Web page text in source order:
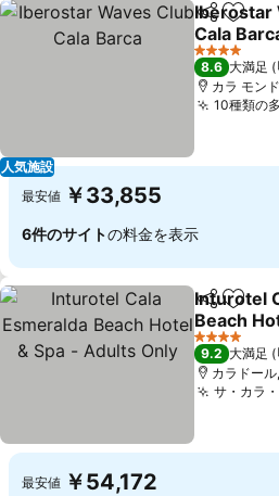
人気施設
シェアお気
Iberostar
Cala
4 ホテルのラ
8.6 大満足
カラ モン
10種類の
最安値 ￥33,855
6件のサイトの料金を表示
シェアお気
Inturotel
Beach
Adults
4 ホテルのラ
9.2 大満足
カラドー
サ・カラ
最安値 ￥54,172